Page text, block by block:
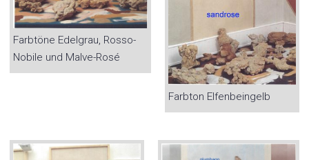
Farbtöne Edelgrau, Rosso-
Nobile und Malve-Rosé
Farbton Elfenbeingelb